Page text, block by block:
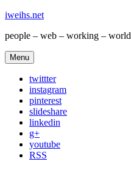
iweihs.net
people – web – working – world
Menu
twittter
instagram
pinterest
slideshare
linkedin
g+
youtube
RSS